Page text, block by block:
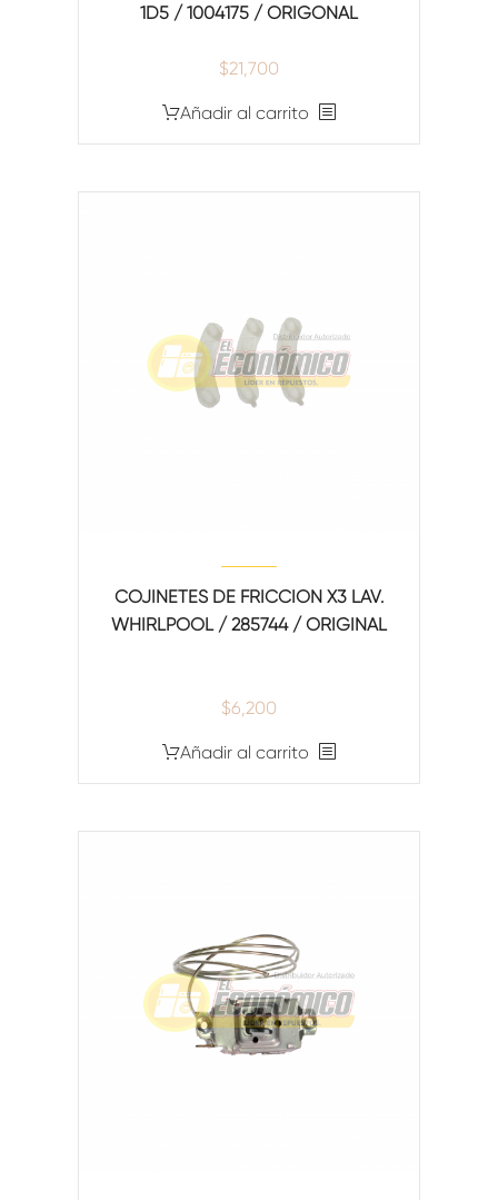
1D5 / 1004175 / ORIGONAL
$21,700
Añadir al carrito
COJINETES DE FRICCION X3 LAV.
WHIRLPOOL / 285744 / ORIGINAL
$6,200
Añadir al carrito